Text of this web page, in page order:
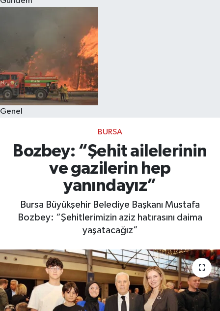
Genel
BURSA
Bozbey: “Şehit ailelerinin
ve gazilerin hep
yanındayız”
Bursa Büyükşehir Belediye Başkanı Mustafa
Bozbey: “Şehitlerimizin aziz hatırasını daima
yaşatacağız”
Dünya
Magazin
Kültür & Sanat
Teknoloji
Genel